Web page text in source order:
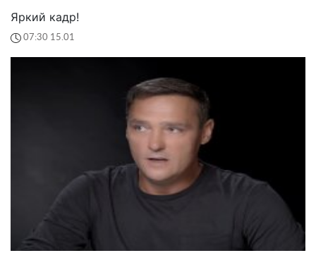
Яркий кадр!
07:30 15.01